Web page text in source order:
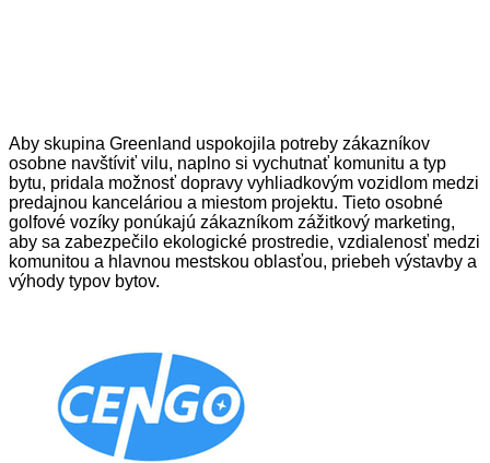
Aby skupina Greenland uspokojila potreby zákazníkov
osobne navštíviť vilu, naplno si vychutnať komunitu a typ
bytu, pridala možnosť dopravy vyhliadkovým vozidlom medzi
predajnou kanceláriou a miestom projektu. Tieto osobné
golfové vozíky ponúkajú zákazníkom zážitkový marketing,
aby sa zabezpečilo ekologické prostredie, vzdialenosť medzi
komunitou a hlavnou mestskou oblasťou, priebeh výstavby a
výhody typov bytov.